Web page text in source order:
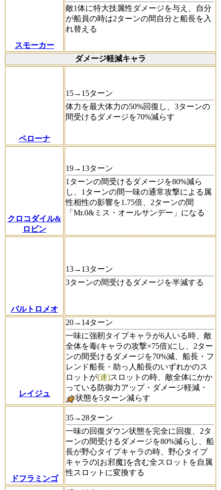
スモーカー
敵1体に特大技属性ダメージを与え、自分
が船員の時は2ターンの間自分と船長を入
れ替える
ダメージ軽減キャラ
ペローナ
15→15ターン
体力を最大体力の50%回復し、3ターンの
間受けるダメージを70%減らす
クロコダイル&
ロビン
19→13ターン
1ターンの間受けるダメージを80%減ら
し、1ターンの間一味の通常攻撃による属
性相性の影響を1.75倍、2ターンの間
「Mr.0&ミス・オールサンデー」になる
バルトロメオ
13→13ターン
3ターンの間受けるダメージを半減する
レイジュ
20→14ターン
一味に強靭タイプキャラが6人いる時、敵
全体を毒(キャラの攻撃×75倍)にし、2ター
ンの間受けるダメージを70%減、船長・フ
レンド船長・助っ人船長のいずれかのス
ロットが[連]スロットの時、敵全体にかか
っている防御力アップ・ダメージ軽減・
状態を5ターン減らす
ドフラミンゴ
35→28ターン
一味の回復ダウン状態を完全に回復、2タ
ーンの間受けるダメージを80%減らし、船
長が野心タイプキャラの時、野心タイプ
キャラの[お邪魔]を含む全スロットを自属
性スロットに変換する